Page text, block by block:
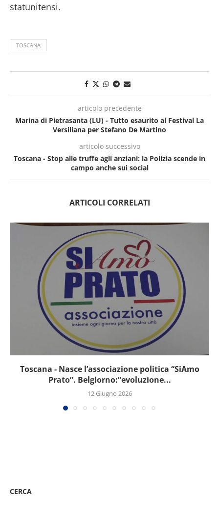
statunitensi.
TOSCANA
articolo precedente
Marina di Pietrasanta (LU) - Tutto esaurito al Festival La
Versiliana per Stefano De Martino
articolo successivo
Toscana - Stop alle truffe agli anziani: la Polizia scende in
campo anche sui social
ARTICOLI CORRELATI
Toscana - Nasce l’associazione politica “SiAmo
Prato”. Belgiorno:”evoluzione...
12 Giugno 2026
CERCA